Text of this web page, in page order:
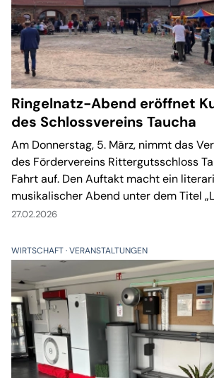
Ringelnatz-Abend eröffnet
des Schlossvereins Taucha
Am Donnerstag, 5. März, nimmt das
des Fördervereins Rittergutsschloss
Fahrt auf. Den Auftakt macht ein
musikalischer Abend unter dem Titel
Leben wichtig – Joachim Ringelnatz
27.02.2026
WIRTSCHAFT VERANSTALTUNGEN